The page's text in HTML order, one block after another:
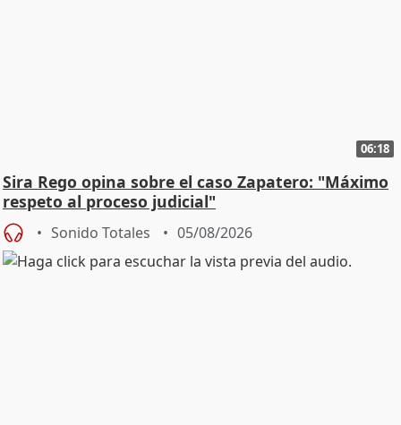
06:18
Sira Rego opina sobre el caso Zapatero: "Máximo
respeto al proceso judicial"
Sonido Totales 05/08/2026